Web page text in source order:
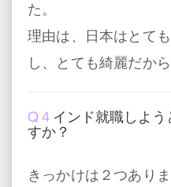
た。
理由は、日本はとて
し、とても綺麗だから
Q４ インド就職しよ
すか？
きっかけは２つありま